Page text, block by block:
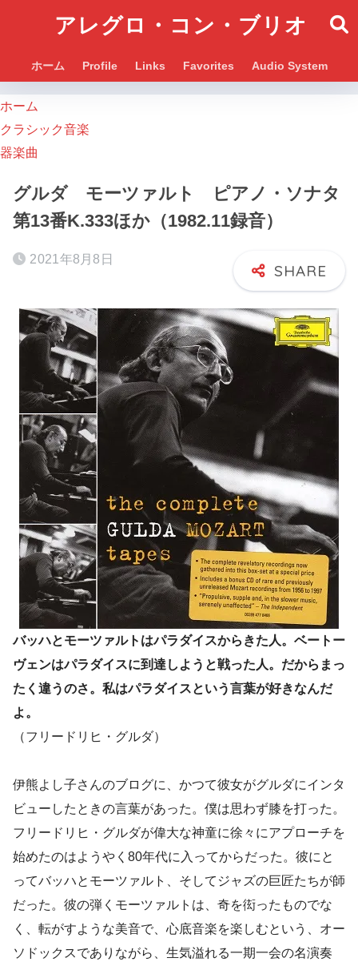
アレグロ・コン・ブリオ
ホーム Profile Links Favorites Audio System
ホーム
クラシック音楽
器楽曲
グルダ モーツァルト ピアノ・ソナタ
第13番K.333ほか（1982.11録音）
2021年8月8日
バッハとモーツァルトはパラダイスからきた人。ベートー
ヴェンはパラダイスに到達しようと戦った人。だからまっ
たく違うのさ。私はパラダイスという言葉が好きなんだ
よ。
（フリードリヒ・グルダ）
伊熊よし子さんのブログに、かつて彼女がグルダにインタ
ビューしたときの言葉があった。僕は思わず膝を打った。
フリードリヒ・グルダが偉大な神童に徐々にアプローチを
始めたのはようやく80年代に入ってからだった。彼にと
ってバッハとモーツァルト、そしてジャズの巨匠たちが師
だった。彼の弾くモーツァルトは、奇を衒ったものでな
く、転がすような美音で、心底音楽を楽しむという、オー
ソドックスでありながら、生気溢れる一期一会の名演奏